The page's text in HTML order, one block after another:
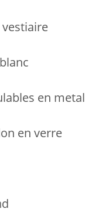
en metal
en verre